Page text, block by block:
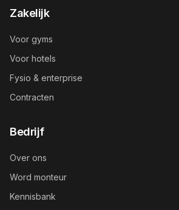
Zakelijk
Voor gyms
Voor hotels
Fysio & enterprise
Contracten
Bedrijf
Over ons
Word monteur
Kennisbank